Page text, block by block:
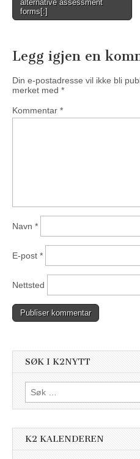
alternative assessment
forms[:]
Legg igjen en
Din e-postadresse vil ikke bli
merket med *
Kommentar *
Navn *
E-post *
Nettsted
SØK I K2NYTT
Søk
etter:
K2 KALENDEREN